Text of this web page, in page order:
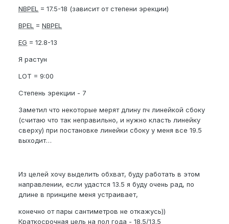
NBPEL = 17.5-18 (зависит от степени эрекции)
BPEL = NBPEL
EG = 12.8-13
Я растун
LOT = 9:00
Степень эрекции - 7
Заметил что некоторые мерят длину пч линейкой сбоку
(считаю что так неправильно, и нужно класть линейку
сверху) при постановке линейки сбоку у меня все 19.5
выходит…
Из целей хочу выделить обхват, буду работать в этом
направлении, если удастся 13.5 я буду очень рад, по
длине в принципе меня устраивает,
конечно от пары сантиметров не откажусь))
Краткосрочная цель на пол года - 18.5/13.5